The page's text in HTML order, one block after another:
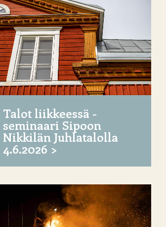
Talot liikkeessä -
seminaari Sipoon
Nikkilän Juhlatalolla
4.6.2026